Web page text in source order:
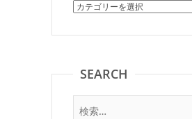
Category
SEARCH